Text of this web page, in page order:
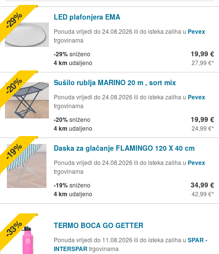
LED plafonjera EMA
Ponuda vrijedi do 24.08.2026 ili do isteka zaliha u Pevex
trgovinama
-29%sniženo
4 km udaljeno
19,99 €
27,99 €
-29%
Sušilo rublja MARINO 20 m , sort mix
Ponuda vrijedi do 24.08.2026 ili do isteka zaliha u Pevex
trgovinama
-20%sniženo
4 km udaljeno
19,99 €
24,99 €
-20%
Daska za glačanje FLAMINGO 120 X 40 cm
Ponuda vrijedi do 24.08.2026 ili do isteka zaliha u Pevex
trgovinama
-19%sniženo
4 km udaljeno
34,99 €
42,99 €
-19%
TERMO BOCA GO GETTER
Ponuda vrijedi do 11.08.2026 ili do isteka zaliha u SPAR -
INTERSPAR trgovinama
-33%